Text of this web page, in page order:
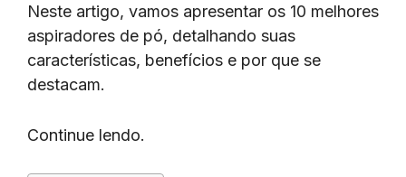
Neste artigo, vamos apresentar os 10 melhores
aspiradores de pó, detalhando suas
características, benefícios e por que se
destacam.
Continue lendo.